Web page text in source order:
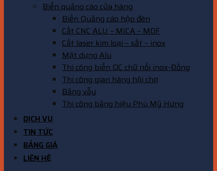
Biển quảng cáo cửa hàng
Biển Quảng cáo hộp đèn
Cắt CNC ALU – MICA – MDF
Cắt laser kim loại – sắt – inox
Mặt dựng Alu
Thi công biển QC chữ nổi inox-Đồng
Thi công gian hàng hội chợ
Bảng vẫy
Thi công bảng hiệu Phú Mỹ Hưng
DỊCH VỤ
TIN TỨC
BẢNG GIÁ
LIÊN HỆ